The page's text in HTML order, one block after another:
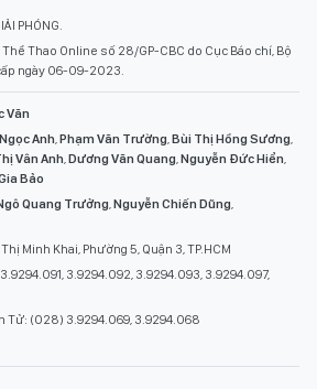
PHÓNG.
Thao Online số 28/GP-CBC do Cục Báo chí, Bộ
ngày 06-09-2023.
Văn
Anh,Phạm Văn Trường,Bùi Thị Hồng Sương,
Vân Anh,Dương Văn Quang,Nguyễn Đức Hiển,
Bảo
Quang Trưởng,Nguyễn Chiến Dũng,
Minh Khai, Phường 5, Quận 3, TP.HCM
3.9294.092, 3.9294.093, 3.9294.097,
Tử: (028) 3.9294.069, 3.9294.068